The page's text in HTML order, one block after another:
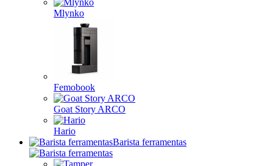
Mlynko
Femobook
Goat Story ARCO
Hario
Barista ferramentas